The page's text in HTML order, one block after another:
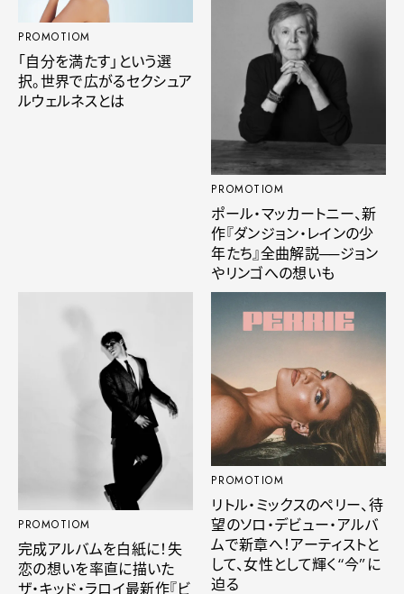
PROMOTIOM
「自分を満たす」という選
択。世界で広がるセクシュア
ルウェルネスとは
PROMOTIOM
ポール・マッカートニー、新
作『ダンジョン・レインの少
年たち』全曲解説──ジョン
やリンゴへの想いも
PROMOTIOM
完成アルバムを白紙に！失
恋の想いを率直に描いた
ザ・キッド・ラロイ最新作『ビ
PROMOTIOM
リトル・ミックスのペリー、待
望のソロ・デビュー・アルバ
ムで新章へ！アーティストと
して、女性として輝く“今”に
迫る